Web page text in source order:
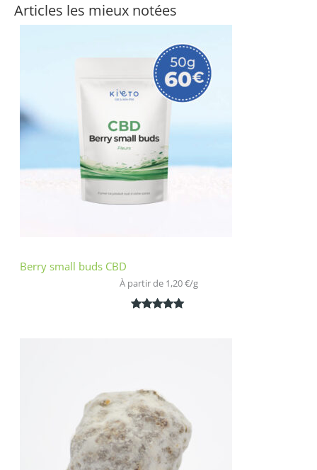
Articles les mieux notées
Berry small buds CBD
À partir de 1,20€/g